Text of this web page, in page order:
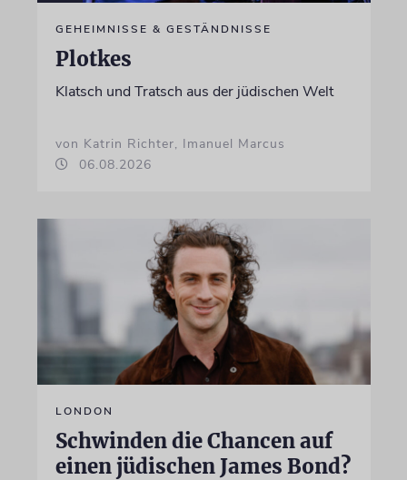
GEHEIMNISSE & GESTÄNDNISSE
Plotkes
Klatsch und Tratsch aus der jüdischen Welt
von Katrin Richter, Imanuel Marcus
06.08.2026
LONDON
Schwinden die Chancen auf
einen jüdischen James Bond?